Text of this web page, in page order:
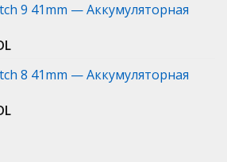
9 41mm — Аккумуляторная
8 41mm — Аккумуляторная